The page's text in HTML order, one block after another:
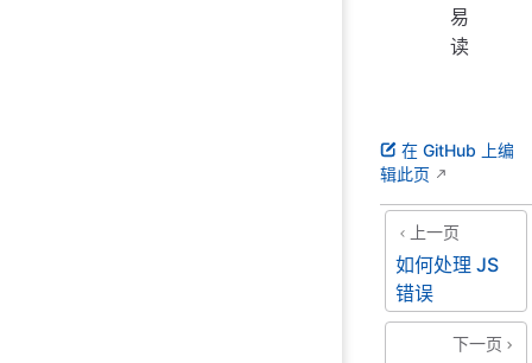
易
读
在 GitHub 上编
辑此页
上一页
如何处理 JS
错误
下一页